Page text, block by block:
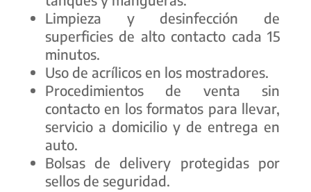
Limpieza y desinfección de
superficies de alto contacto cada 15
minutos.
Uso de acrílicos en los mostradores.
Procedimientos de venta sin
contacto en los formatos para llevar,
servicio a domicilio y de entrega en
auto.
Bolsas de delivery protegidas por
sellos de seguridad.